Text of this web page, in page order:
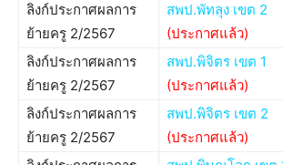
ลิงก์ประกาศผลการ
ย้ายครู 2/2567
สพป.พัทลุง เขต 2
(ประกาศแล้ว)
ลิงก์ประกาศผลการ
ย้ายครู 2/2567
สพป.พิจิตร เขต 1
(ประกาศแล้ว)
ลิงก์ประกาศผลการ
ย้ายครู 2/2567
สพป.พิจิตร เขต 2
(ประกาศแล้ว)